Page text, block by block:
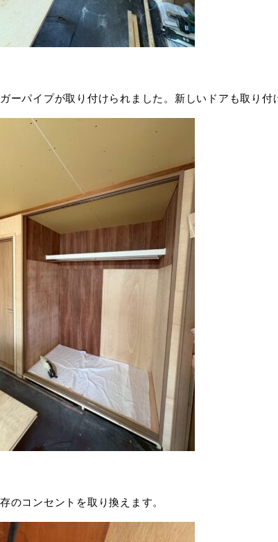
ーパイプが取り付けられました。新しいドアも取り付
のコンセントを取り換えます。